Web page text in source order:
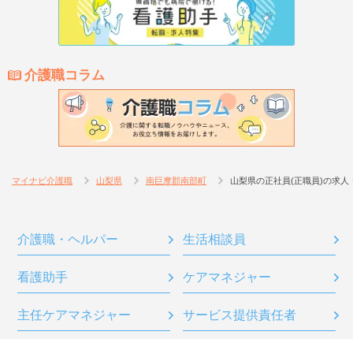
介護職コラム
マイナビ介護職 山梨県 南巨摩郡南部町 山梨県の正社員(正職員)の求人
介護職・ヘルパー 生活相談員
看護助手 ケアマネジャー
主任ケアマネジャー サービス提供責任者